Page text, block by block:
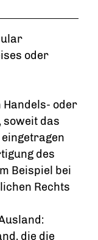
oder
Handels- oder
soweit das
des
Beispiel bei
Rechts
die die